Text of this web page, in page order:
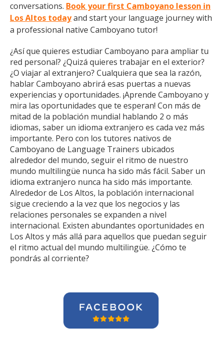
conversations. Book your first Camboyano lesson in
Los Altos todayand start your language journey with
a professional native Camboyano tutor!
¿Así que quieres estudiar Camboyano para ampliar tu
red personal? ¿Quizá quieres trabajar en el exterior?
¿O viajar al extranjero? Cualquiera que sea la razón,
hablar Camboyano abrirá esas puertas a nuevas
experiencias y oportunidades. ¡Aprende Camboyano y
mira las oportunidades que te esperan! Con más de
mitad de la población mundial hablando 2 o más
idiomas, saber un idioma extranjero es cada vez más
importante. Pero con los tutores nativos de
Camboyano de Language Trainers ubicados
alrededor del mundo, seguir el ritmo de nuestro
mundo multilingüe nunca ha sido más fácil. Saber un
idioma extranjero nunca ha sido más importante.
Alrededor de Los Altos, la población internacional
sigue creciendo a la vez que los negocios y las
relaciones personales se expanden a nivel
internacional. Existen abundantes oportunidades en
Los Altos y más allá para aquellos que puedan seguir
el ritmo actual del mundo multilingüe. ¿Cómo te
pondrás al corriente?